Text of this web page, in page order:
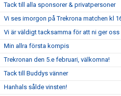
Tack till alla sponsorer & privatpersoner
Vi ses imorgon på Trekrona matchen kl
Vi är väldigt tacksamma för att ni ger
Min allra första kompis
Trekronan den 5.e februari, välkomna!
Tack till Buddys vänner
Hanhals sålde vinsten!